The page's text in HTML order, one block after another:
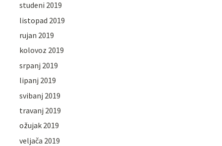
studeni 2019
listopad 2019
rujan 2019
kolovoz 2019
srpanj 2019
lipanj 2019
svibanj 2019
travanj 2019
ožujak 2019
veljača 2019